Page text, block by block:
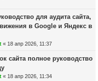
для аудита сайта,
в Google и Яндекс в
« 18 апр 2026, 11:37
сайта полное руководство
« 18 апр 2026, 11:34